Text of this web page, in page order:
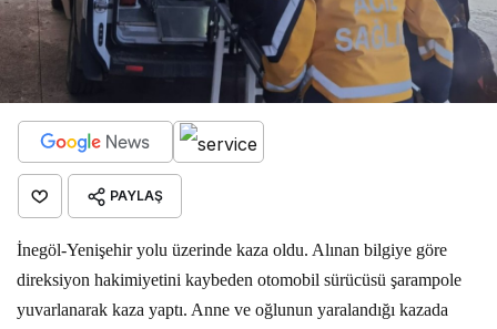
PAYLAŞ
İnegöl-Yenişehir yolu üzerinde kaza oldu. Alınan bilgiye göre
direksiyon hakimiyetini kaybeden otomobil sürücüsü şarampole
yuvarlanarak kaza yaptı. Anne ve oğlunun yaralandığı kazada